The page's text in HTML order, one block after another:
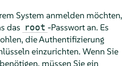
System anmelden möchten,
das root -Passwort an. Es
die Authentifizierung
einzurichten. Wenn Sie
müssen Sie ein